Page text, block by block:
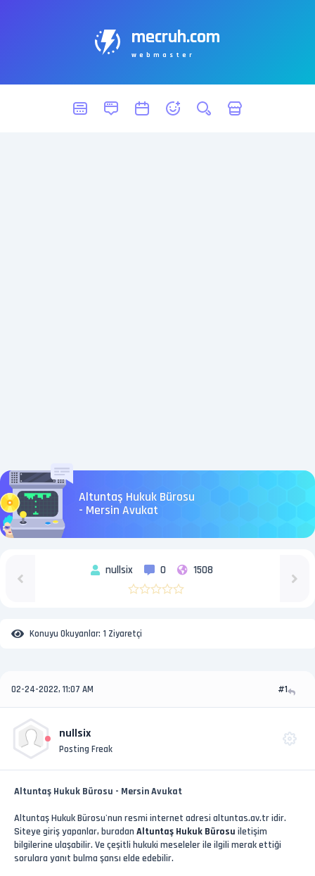
mecruh.com
webmaster
Altuntaş Hukuk Bürosu
- Mersin Avukat
nullsix 0 1508
Konuyu Okuyanlar: 1 Ziyaretçi
02-24-2022, 11:07 AM #1
nullsix
Posting Freak
Altuntaş Hukuk Bürosu - Mersin Avukat
Altuntaş Hukuk Bürosu'nun resmi internet adresi altuntas.av.tr idir.
Siteye giriş yapanlar, buradan Altuntaş Hukuk Bürosu iletişim
bilgilerine ulaşabilir. Ve çeşitli hukuki meseleler ile ilgili merak ettiği
sorulara yanıt bulma şansı elde edebilir.